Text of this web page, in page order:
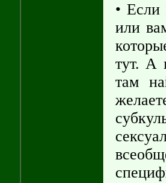
• Если
или
тут. А
там